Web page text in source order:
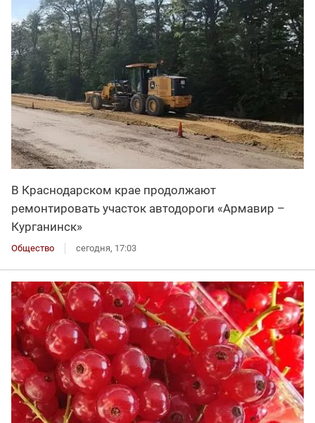
В Краснодарском крае продолжают
ремонтировать участок автодороги «Армавир –
Курганинск»
Общество сегодня, 17:03